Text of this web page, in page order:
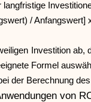
/ Anfangswert]
Investition
Formel
der Berechnung
von